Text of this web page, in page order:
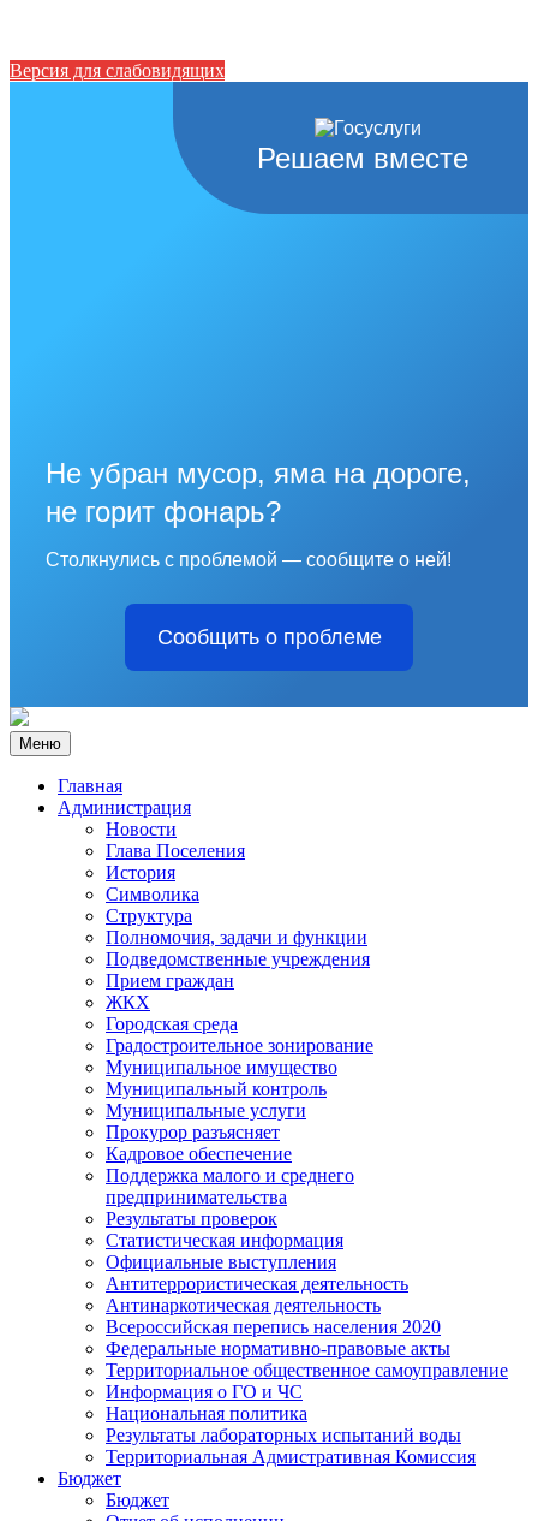
Версия для слабовидящих
Решаем вместе
Не убран мусор, яма на дороге,
не горит фонарь?
Столкнулись с проблемой — сообщите о ней!
Сообщить о проблеме
Меню
Главная
Администрация
Новости
Глава Поселения
История
Символика
Структура
Полномочия, задачи и функции
Подведомственные учреждения
Прием граждан
ЖКХ
Городская среда
Градостроительное зонирование
Муниципальное имущество
Муниципальный контроль
Муниципальные услуги
Прокурор разъясняет
Кадровое обеспечение
Поддержка малого и среднего
предпринимательства
Результаты проверок
Статистическая информация
Официальные выступления
Антитеррористическая деятельность
Антинаркотическая деятельность
Всероссийская перепись населения 2020
Федеральные нормативно-правовые акты
Территориальное общественное самоуправление
Информация о ГО и ЧС
Национальная политика
Результаты лабораторных испытаний воды
Территориальная Адмистративная Комиссия
Бюджет
Бюджет